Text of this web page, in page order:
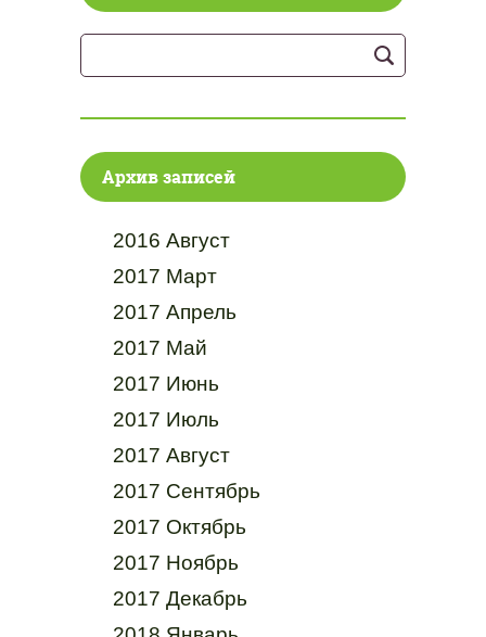
Архив записей
2016 Август
2017 Март
2017 Апрель
2017 Май
2017 Июнь
2017 Июль
2017 Август
2017 Сентябрь
2017 Октябрь
2017 Ноябрь
2017 Декабрь